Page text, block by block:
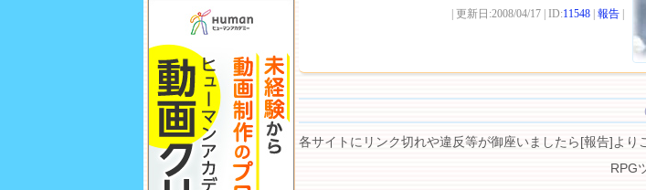
| 更新日:2008/04/17 | ID:11548 報告
各サイトにリンク切れや違反等が御座いましたら[報告]より
RPG